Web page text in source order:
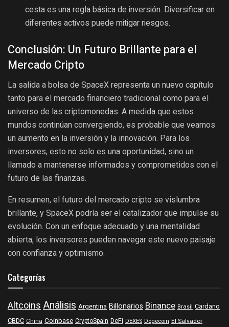
cesta es una regla básica de inversión. Diversificar en
diferentes activos puede mitigar riesgos.
Conclusión: Un Futuro Brillante para el
Mercado Cripto
La salida a bolsa de SpaceX representa un nuevo capítulo
tanto para el mercado financiero tradicional como para el
universo de las criptomonedas. A medida que estos
mundos continúan convergiendo, es probable que veamos
un aumento en la inversión y la innovación. Para los
inversores, esto no solo es una oportunidad, sino un
llamado a mantenerse informados y comprometidos con el
futuro de las finanzas.
En resumen, el futuro del mercado cripto se vislumbra
brillante, y SpaceX podría ser el catalizador que impulse su
evolución. Con un enfoque adecuado y una mentalidad
abierta, los inversores pueden navegar este nuevo paisaje
con confianza y optimismo.
Categorías
AltcoinsAnálisis Argentina Billonarios Binance Brasil Cardano
CBDC China Coinbase CryptoSpain DeFi DEXES Dogecoin El Salvador